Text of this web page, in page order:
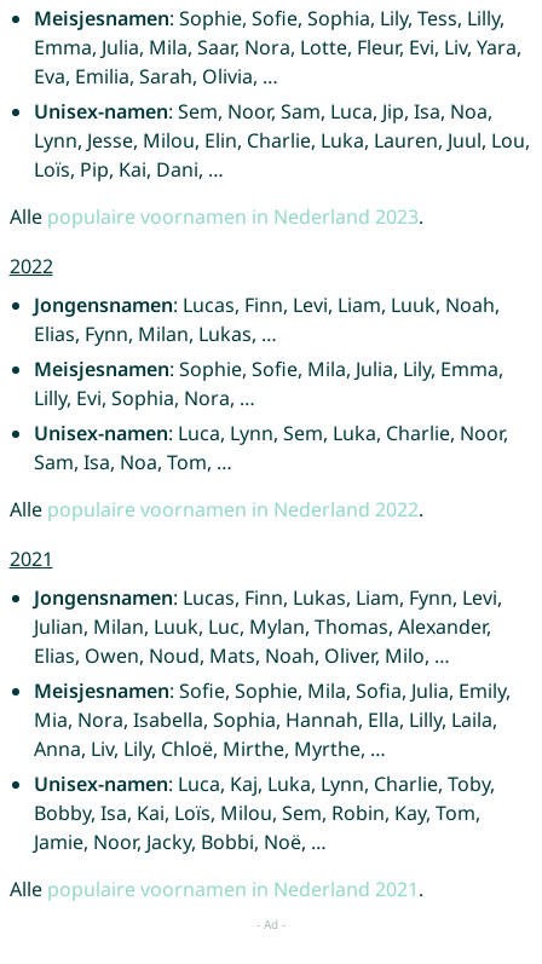
Meisjesnamen: Sophie, Sofie, Sophia, Lily, Tess, Lilly,
Emma, Julia, Mila, Saar, Nora, Lotte, Fleur, Evi, Liv, Yara,
Eva, Emilia, Sarah, Olivia, …
Unisex-namen: Sem, Noor, Sam, Luca, Jip, Isa, Noa,
Lynn, Jesse, Milou, Elin, Charlie, Luka, Lauren, Juul, Lou,
Loïs, Pip, Kai, Dani, …
Alle populaire voornamen in Nederland 2023.
2022
Jongensnamen: Lucas, Finn, Levi, Liam, Luuk, Noah,
Elias, Fynn, Milan, Lukas, …
Meisjesnamen: Sophie, Sofie, Mila, Julia, Lily, Emma,
Lilly, Evi, Sophia, Nora, …
Unisex-namen: Luca, Lynn, Sem, Luka, Charlie, Noor,
Sam, Isa, Noa, Tom, …
Alle populaire voornamen in Nederland 2022.
2021
Jongensnamen: Lucas, Finn, Lukas, Liam, Fynn, Levi,
Julian, Milan, Luuk, Luc, Mylan, Thomas, Alexander,
Elias, Owen, Noud, Mats, Noah, Oliver, Milo, …
Meisjesnamen: Sofie, Sophie, Mila, Sofia, Julia, Emily,
Mia, Nora, Isabella, Sophia, Hannah, Ella, Lilly, Laila,
Anna, Liv, Lily, Chloë, Mirthe, Myrthe, …
Unisex-namen: Luca, Kaj, Luka, Lynn, Charlie, Toby,
Bobby, Isa, Kai, Loïs, Milou, Sem, Robin, Kay, Tom,
Jamie, Noor, Jacky, Bobbi, Noë, …
Alle populaire voornamen in Nederland 2021.